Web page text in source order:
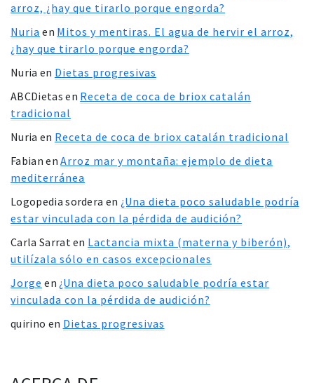
arroz, ¿hay que tirarlo porque engorda?
Nuria en Mitos y mentiras. El agua de hervir el arroz,
¿hay que tirarlo porque engorda?
Nuria en Dietas progresivas
ABCDietas en Receta de coca de briox catalán
tradicional
Nuria en Receta de coca de briox catalán tradicional
Fabian enArroz mar y montaña: ejemplo de dieta
mediterránea
Logopedia sordera en ¿Una dieta poco saludable podría
estar vinculada con la pérdida de audición?
Carla Sarraten Lactancia mixta (materna y biberón),
utilízala sólo en casos excepcionales
Jorge en ¿Una dieta poco saludable podría estar
vinculada con la pérdida de audición?
quirino en Dietas progresivas